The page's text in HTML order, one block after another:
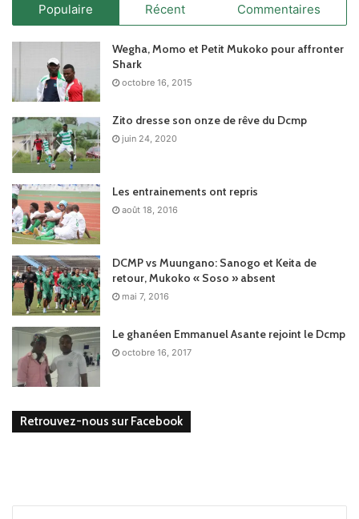
Populaire Récent Commentaires
Wegha, Momo et Petit Mukoko pour affronter
Shark
octobre 16, 2015
Zito dresse son onze de rêve du Dcmp
juin 24, 2020
Les entrainements ont repris
août 18, 2016
DCMP vs Muungano: Sanogo et Keita de
retour, Mukoko « Soso » absent
mai 7, 2016
Le ghanéen Emmanuel Asante rejoint le Dcmp
octobre 16, 2017
Retrouvez-nous sur Facebook